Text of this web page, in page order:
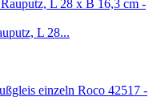
L 28...
Roco 42517 -